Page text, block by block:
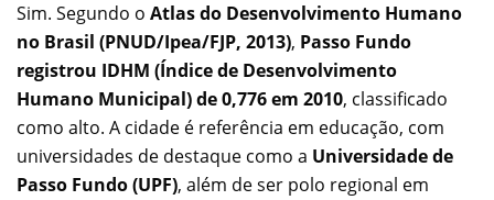
Sim. Segundo o Atlas do Desenvolvimento Humano
no Brasil (PNUD/Ipea/FJP, 2013), Passo Fundo
registrou IDHM (Índice de Desenvolvimento
Humano Municipal) de 0,776 em 2010, classificado
como alto. A cidade é referência em educação, com
universidades de destaque como a Universidade de
Passo Fundo (UPF), além de ser polo regional em